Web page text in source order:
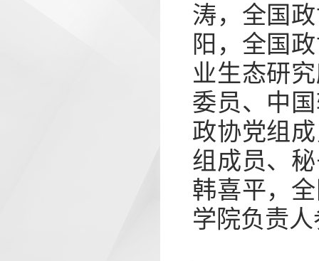
涛，全国
阳，全国
业生态研
委员、中
政协党组
组成员、
韩喜平，
学院负责